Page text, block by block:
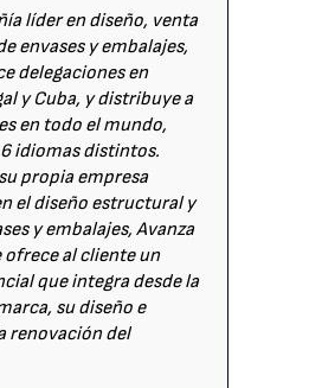
líder en diseño, venta
envases y embalajes,
delegaciones en
y Cuba, y distribuye a
en todo el mundo,
idiomas distintos.
propia empresa
el diseño estructural y
y embalajes, Avanza
ofrece al cliente un
que integra desde la
su diseño e
renovación del